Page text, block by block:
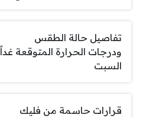
تفاصيل حالة الطقس
ودرجات الحرارة المتوقعة غداً
السبت
قرارات حاسمة من فليك